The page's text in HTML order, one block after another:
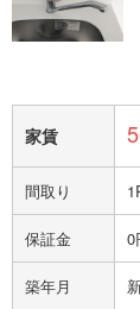
家賃
間取り
保証金 0
築年月